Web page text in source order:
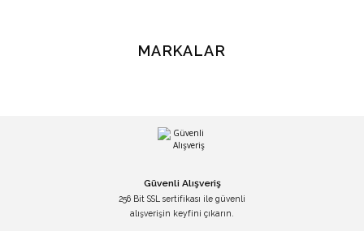
MARKALAR
Güvenli Alışveriş
256 Bit SSL sertifikası ile güvenli
alışverişin keyfini çıkarın.